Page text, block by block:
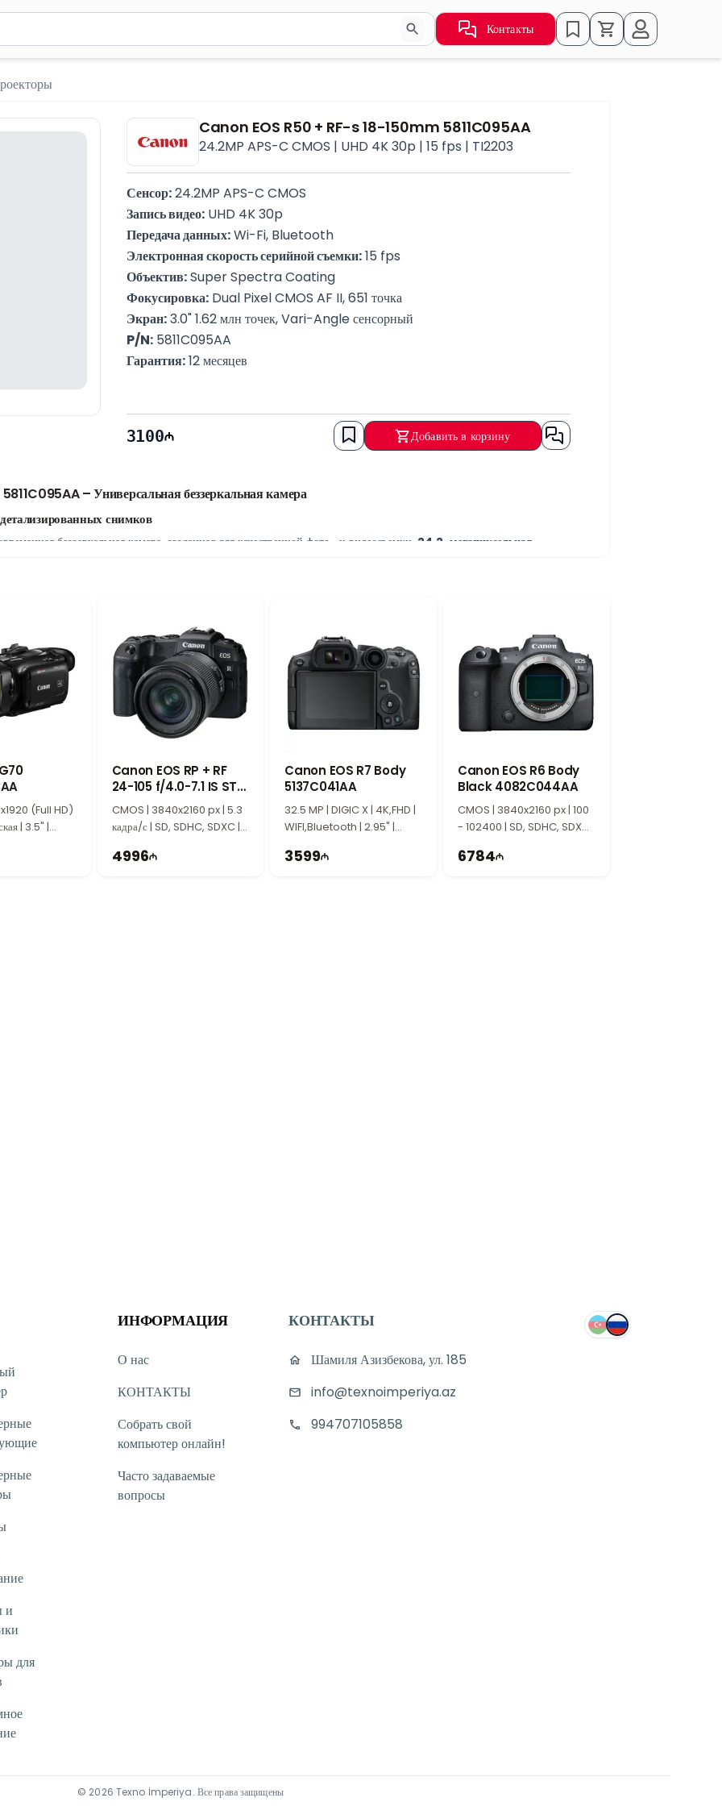
2 символа для поиска. Нажмите Enter для отправки или используйте стрелки для навигации по результатам.
Контакты
Canon EOS R50 + RF-s 18-150mm 5811C095AA
24.2MP APS-C CMOS | UHD 4K 30p | 15 fps | TI2203
Сенсор: 24.2MP APS-C CMOS
Запись видео: UHD 4K 30p
Передача данных: Wi-Fi, Bluetooth
Электронная скорость серийной съемки: 15 fps
Объектив: Super Spectra Coating
Фокусировка: Dual Pixel CMOS AF II, 651 точка
Экран: 3.0" 1.62 млн точек, Vari-Angle сенсорный
P/N: 5811C095AA
Гарантия: 12 месяцев
3100 Добавить в корзину
– Универсальная беззеркальная камера
снимков
беззеркальная камера, созданная для качественной фото- и видеосъемки. 24,2-мегапиксельная
съемки мероприятий, путешествий и создания контента для социальных сетей.
позволяет легко запечатлеть динамичные сцены, спортивные события и быстро движущиеся объекты.
не упустить самые важные моменты.
мм
— универсальный объектив с широким диапазоном фокусных расстояний. Он подходит для съемки пейзажей,
корпусом, обеспечивающим комфорт при длительной съемке и транспортировке. Высокое качество
съемка и универсальный объектив делают эту модель отличным выбором как для начинающих
(Full HD)
| 3.5" |
Canon EOS RP + RF
24-105 f/4.0-7.1 IS STM
3380C154AA
CMOS | 3840x2160 px | 5.3
кадра/с | SD, SDHC, SDXC |
4996
Canon EOS R7 Body
5137C041AA
32.5 MP | DIGIC X | 4K,FHD |
WIFI,Bluetooth | 2.95" |
3599
Canon EOS R6 Body
Black 4082C044AA
CMOS | 3840x2160 px | 100
- 102400 | SD, SDHC, SDXC |
6784
и
для
ИНФОРМАЦИЯ
О нас
КОНТАКТЫ
Собрать свой
компьютер онлайн!
Часто задаваемые
вопросы
КОНТАКТЫ
Шамиля Азизбекова, ул. 185
info@texnoimperiya.az
994707105858
© 2026 Texno İmperiya. Все права защищены